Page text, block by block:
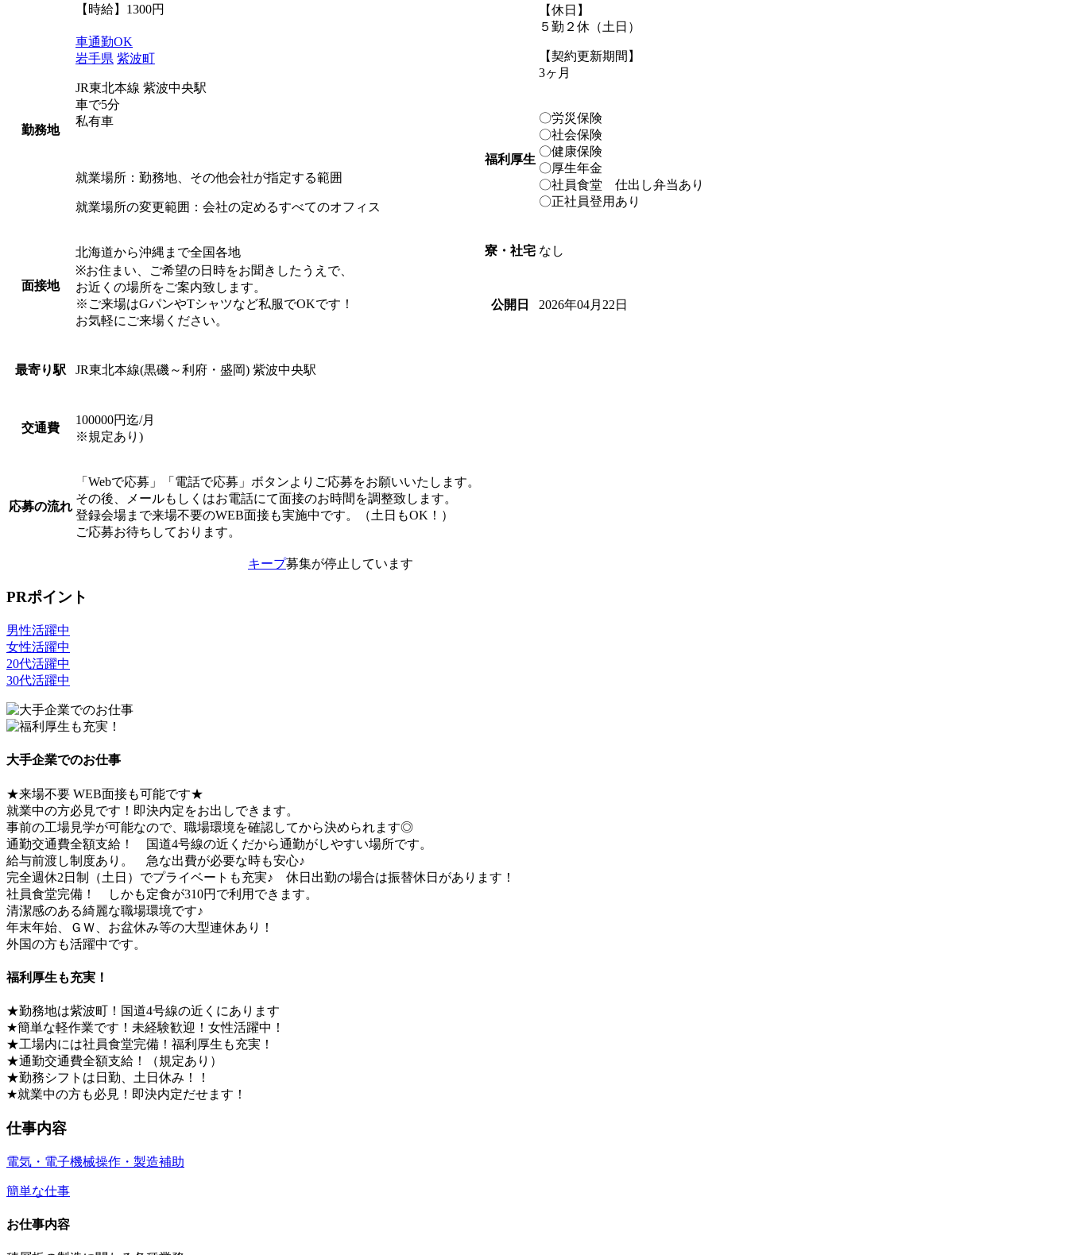
【時給】1300円
勤務地
車通勤OK
岩手県 紫波町
JR東北本線 紫波中央駅
車で5分
私有車
就業場所：勤務地、その他会社が指定する範囲
就業場所の変更範囲：会社の定めるすべてのオフィス
面接地
北海道から沖縄まで全国各地
※お住まい、ご希望の日時をお聞きしたうえで、
お近くの場所をご案内致します。
※ご来場はGパンやTシャツなど私服でOKです！
お気軽にご来場ください。
最寄り駅 JR東北本線(黒磯～利府・盛岡) 紫波中央駅
交通費
100000円迄/月
※規定あり)
応募の流れ
「Webで応募」「電話で応募」ボタンよりご応募をお願いいたします。
その後、メールもしくはお電話にて面接のお時間を調整致します。
登録会場まで来場不要のWEB面接も実施中です。（土日もOK！）
ご応募お待ちしております。
【休日】
５勤２休（土日）
【契約更新期間】
3ヶ月
福利厚生
〇労災保険
〇社会保険
〇健康保険
〇厚生年金
〇社員食堂 仕出し弁当あり
〇正社員登用あり
寮・社宅 なし
公開日 2026年04月22日
キープ募集が停止しています
PRポイント
男性活躍中
女性活躍中
20代活躍中
30代活躍中
大手企業でのお仕事
★来場不要 WEB面接も可能です★
就業中の方必見です！即決内定をお出しできます。
事前の工場見学が可能なので、職場環境を確認してから決められます◎
通勤交通費全額支給！ 国道4号線の近くだから通勤がしやすい場所です。
給与前渡し制度あり。 急な出費が必要な時も安心♪
完全週休2日制（土日）でプライベートも充実♪ 休日出勤の場合は振替休日があります！
社員食堂完備！ しかも定食が310円で利用できます。
清潔感のある綺麗な職場環境です♪
年末年始、ＧＷ、お盆休み等の大型連休あり！
外国の方も活躍中です。
福利厚生も充実！
★勤務地は紫波町！国道4号線の近くにあります
★簡単な軽作業です！未経験歓迎！女性活躍中！
★工場内には社員食堂完備！福利厚生も充実！
★通勤交通費全額支給！（規定あり）
★勤務シフトは日勤、土日休み！！
★就業中の方も必見！即決内定だせます！
仕事内容
電気・電子機械操作・製造補助
簡単な仕事
お仕事内容